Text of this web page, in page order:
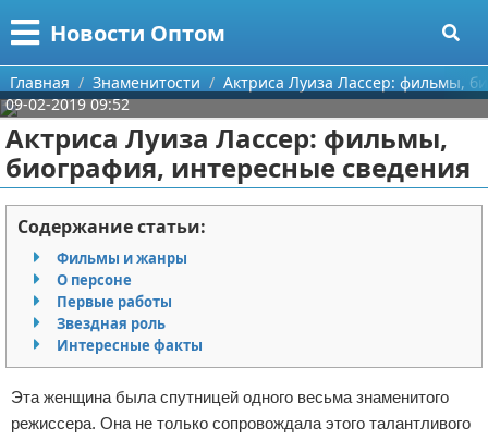
Новости Оптом
Меню
Главная
Категории
Информационные технологии
Автомобили
Знаменитости
Политика
Природа
Философия
Поиск
О проекте
Контакты
Сотрудничество
Размещение рекламы
Для правообладателей
Главная Знаменитости
Актриса Луиза Лассер: фильмы,
09-02-2019 09:52
Актриса Луиза Лассер: фильмы,
биография, интересные сведения
Содержание статьи:
Фильмы и жанры
О персоне
Первые работы
Звездная роль
Интересные факты
Эта женщина была спутницей одного весьма знаменитого
режиссера. Она не только сопровождала этого талантливого